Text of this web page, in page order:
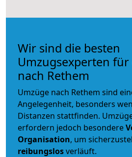
Wir sind die besten
Umzugsexperten
nach Rethem
Umzüge nach Rethem sind
Angelegenheit, besonders
Distanzen stattfinden.
erfordern jedoch besondere
Organisation, um
reibungslosverläuft.